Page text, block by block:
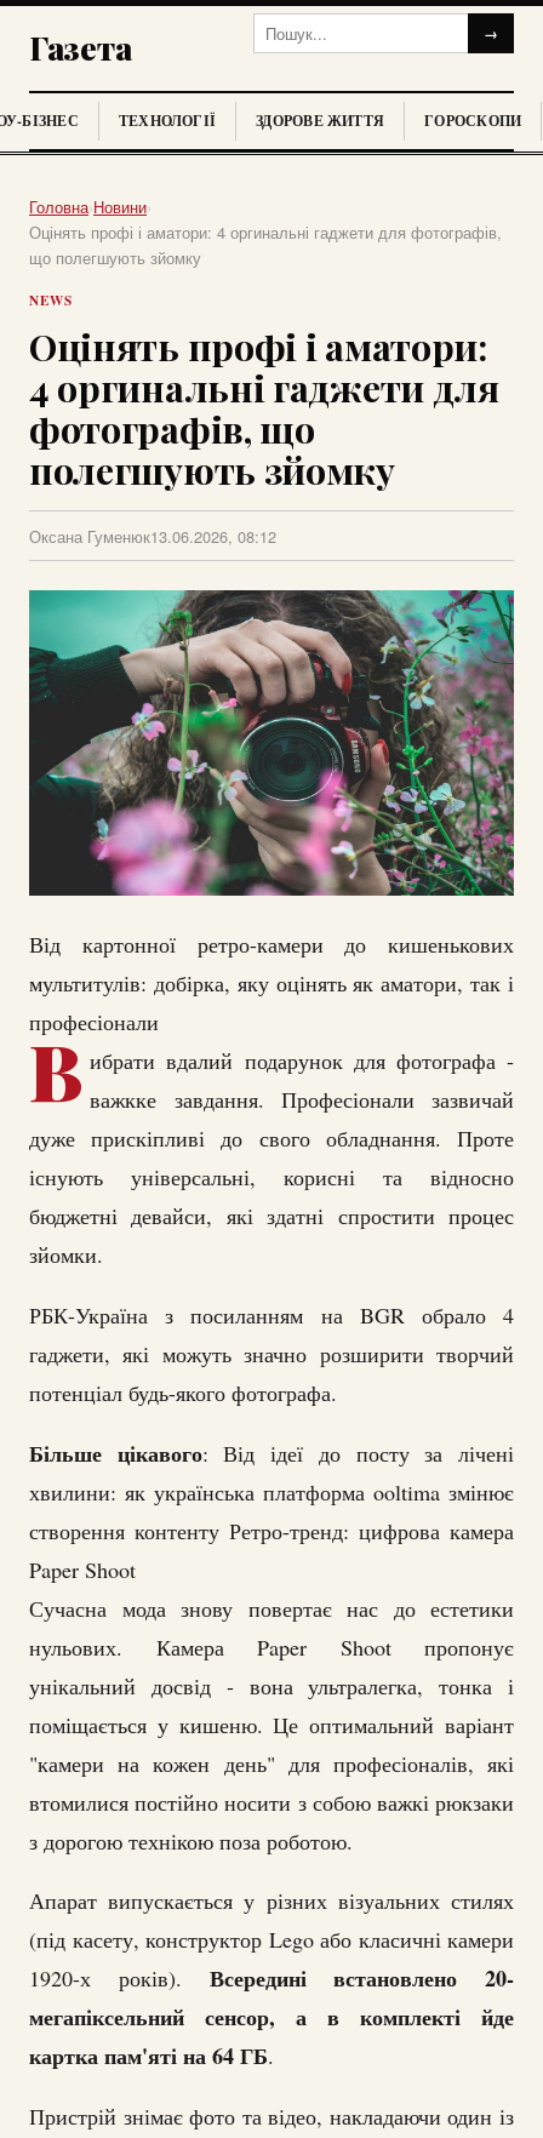
Газета →
БІЗНЕС ТЕХНОЛОГІЇ ЗДОРОВЕ ЖИТТЯ ГОРОСКОПИ
Головна›Новини›
Оцінять профі і аматори: 4 оргинальні гаджети для фотографів,
що полегшують зйомку
NEWS
Оцінять профі і аматори:
4 оргинальні гаджети для
фотографів, що
полегшують зйомку
Оксана Гуменюк13.06.2026, 08:12
Від картонної ретро-камери до кишенькових
мультитулів: добірка, яку оцінять як аматори, так і
професіонали
В ибрати вдалий подарунок для фотографа -
важкке завдання. Професіонали зазвичай
дуже прискіпливі до свого обладнання. Проте
існують універсальні, корисні та відносно
бюджетні девайси, які здатні спростити процес
зйомки.
РБК-Україна з посиланням на BGR обрало 4
гаджети, які можуть значно розширити творчий
потенціал будь-якого фотографа.
Більше цікавого: Від ідеї до посту за лічені
хвилини: як українська платформа ooltima змінює
створення контенту Ретро-тренд: цифрова камера
Paper Shoot
Сучасна мода знову повертає нас до естетики
нульових. Камера Paper Shoot пропонує
унікальний досвід - вона ультралегка, тонка і
поміщається у кишеню. Це оптимальний варіант
"камери на кожен день" для професіоналів, які
втомилися постійно носити з собою важкі рюкзаки
з дорогою технікою поза роботою.
Апарат випускається у різних візуальних стилях
(під касету, конструктор Lego або класичні камери
1920-х років). Всередині встановлено 20-
мегапіксельний сенсор, а в комплекті йде
картка пам'яті на 64 ГБ.
Пристрій знімає фото та відео, накладаючи один із